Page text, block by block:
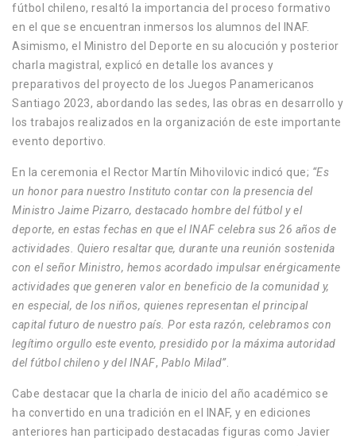
fútbol chileno, resaltó la importancia del proceso formativo
en el que se encuentran inmersos los alumnos del INAF.
Asimismo, el Ministro del Deporte en su alocución y posterior
charla magistral, explicó en detalle los avances y
preparativos del proyecto de los Juegos Panamericanos
Santiago 2023, abordando las sedes, las obras en desarrollo y
los trabajos realizados en la organización de este importante
evento deportivo.
En la ceremonia el Rector Martín Mihovilovic indicó que; “Es
un honor para nuestro Instituto contar con la presencia del
Ministro Jaime Pizarro, destacado hombre del fútbol y el
deporte, en estas fechas en que el INAF celebra sus 26 años de
actividades. Quiero resaltar que, durante una reunión sostenida
con el señor Ministro, hemos acordado impulsar enérgicamente
actividades que generen valor en beneficio de la comunidad y,
en especial, de los niños, quienes representan el principal
capital futuro de nuestro país. Por esta razón, celebramos con
legítimo orgullo este evento, presidido por la máxima autoridad
del fútbol chileno y del INAF, Pablo Milad”.
Cabe destacar que la charla de inicio del año académico se
ha convertido en una tradición en el INAF, y en ediciones
anteriores han participado destacadas figuras como Javier